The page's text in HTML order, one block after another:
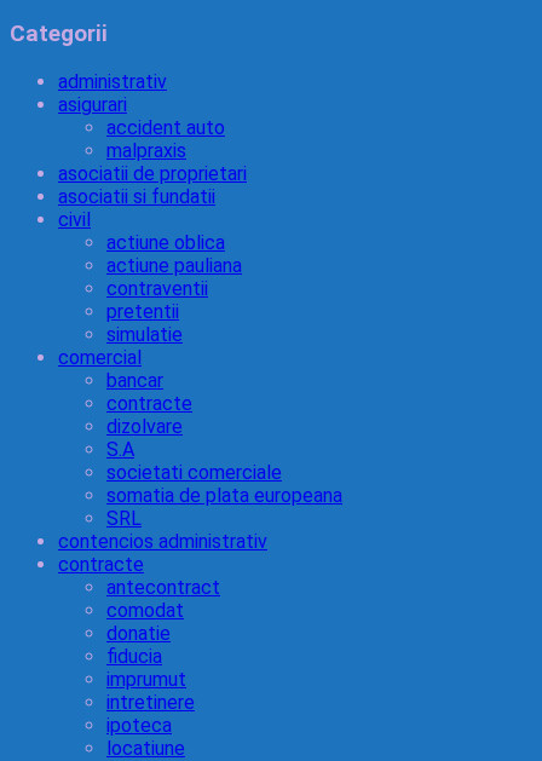
Categorii
administrativ
asigurari
accident auto
malpraxis
asociatii de proprietari
asociatii si fundatii
civil
actiune oblica
actiune pauliana
contraventii
pretentii
simulatie
comercial
bancar
contracte
dizolvare
S.A
societati comerciale
somatia de plata europeana
SRL
contencios administrativ
contracte
antecontract
comodat
donatie
fiducia
imprumut
intretinere
ipoteca
locatiune